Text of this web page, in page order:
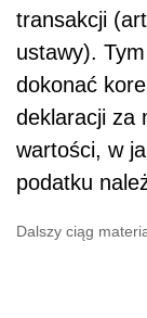
transakcji
ustawy).
dokonać
deklaracji za
wartości, w
podatku
Dalszy ciąg